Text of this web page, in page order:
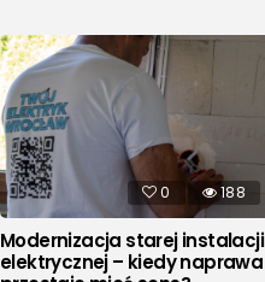
0 188
Modernizacja starej instalacji
elektrycznej – kiedy naprawa